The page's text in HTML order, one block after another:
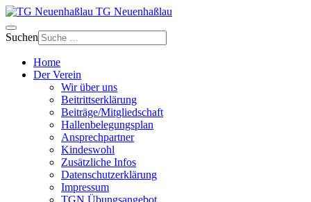
TG Neuenhaßlau
Suchen
Home
Der Verein
Wir über uns
Beitrittserklärung
Beiträge/Mitgliedschaft
Hallenbelegungsplan
Ansprechpartner
Kindeswohl
Zusätzliche Infos
Datenschutzerklärung
Impressum
TGN Übungsangebot